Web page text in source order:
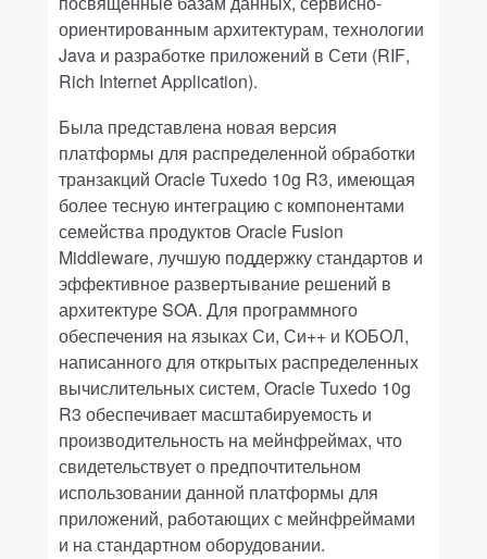
ориентированным архитектурам, технологии
Java и разработке приложений в Сети (RIF,
Rich InternetApplication).
Была представлена новая версия
платформы для распределенной обработки
транзакций OracleTuxedo 10g R3, имеющая
более тесную интеграцию с компонентами
семейства продуктов Oracle Fusion
Middleware, лучшую поддержку стандартов и
эффективное развертывание решений в
архитектуреSOA. Для программного
обеспечения на языках Си, Си++ и КОБОЛ,
написанного для открытых распределенных
вычислительных систем, OracleTuxedo 10g
R3 обеспечивает масштабируемость и
производительность на мейнфреймах, что
свидетельствует о предпочтительном
использовании данной платформы для
приложений, работающих с мейнфреймами
и на стандартном оборудовании.